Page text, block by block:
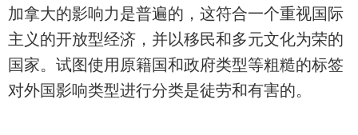
加拿大的影响力是普遍的，这符合一个重视国际
主义的开放型经济，并以移民和多元文化为荣的
国家。试图使用原籍国和政府类型等粗糙的标签
对外国影响类型进行分类是徒劳和有害的。